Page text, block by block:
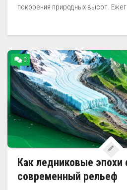
покорения природных высот.
0
Как ледниковые
современный рельеф